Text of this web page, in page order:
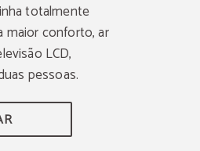
totalmente
maior conforto, ar
LCD,
pessoas.